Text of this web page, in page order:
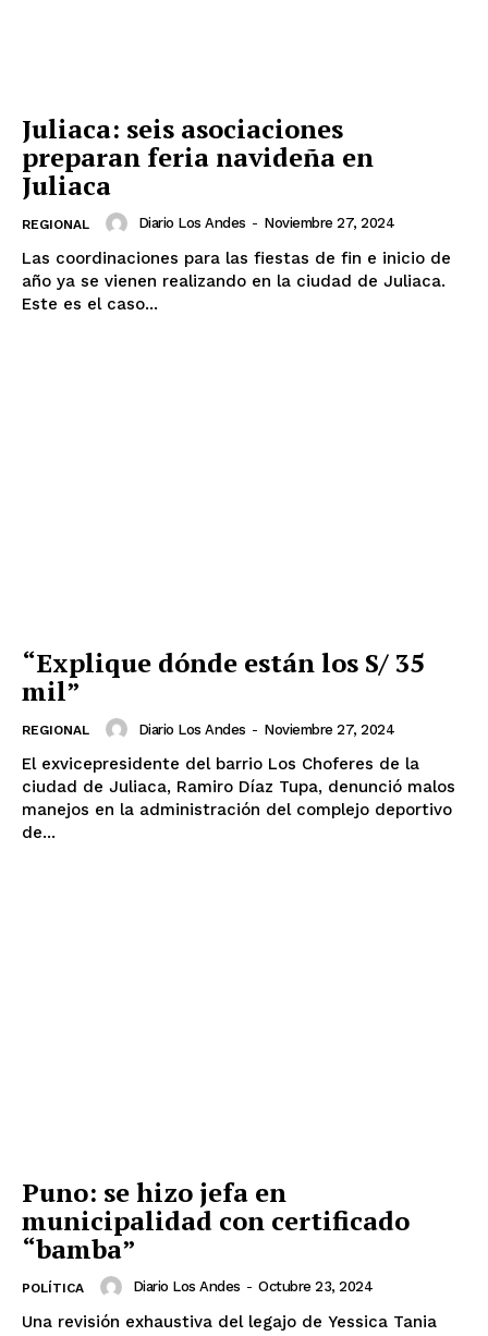
Juliaca: seis asociaciones
preparan feria navideña en
Juliaca
REGIONAL Diario Los Andes - Noviembre 27, 2024
Las coordinaciones para las fiestas de fin e inicio de
año ya se vienen realizando en la ciudad de Juliaca.
Este es el caso...
“Explique dónde están los S/ 35
mil”
REGIONAL Diario Los Andes - Noviembre 27, 2024
El exvicepresidente del barrio Los Choferes de la
ciudad de Juliaca, Ramiro Díaz Tupa, denunció malos
manejos en la administración del complejo deportivo
de...
Puno: se hizo jefa en
municipalidad con certificado
“bamba”
POLÍTICA Diario Los Andes - Octubre 23, 2024
Una revisión exhaustiva del legajo de Yessica Tania